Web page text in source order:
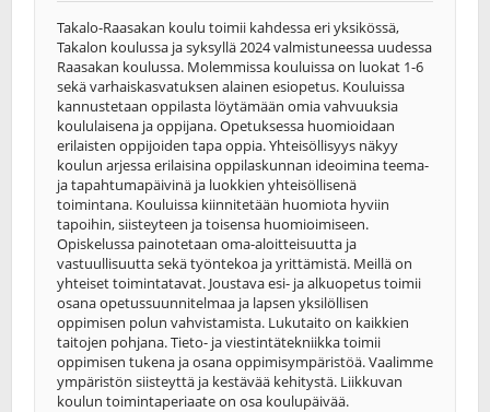
Takalo-Raasakan koulu toimii kahdessa eri yksikössä,
Takalon koulussa ja syksyllä 2024 valmistuneessa uudessa
Raasakan koulussa. Molemmissa kouluissa on luokat 1-6
sekä varhaiskasvatuksen alainen esiopetus. Kouluissa
kannustetaan oppilasta löytämään omia vahvuuksia
koululaisena ja oppijana. Opetuksessa huomioidaan
erilaisten oppijoiden tapa oppia. Yhteisöllisyys näkyy
koulun arjessa erilaisina oppilaskunnan ideoimina teema-
ja tapahtumapäivinä ja luokkien yhteisöllisenä
toimintana. Kouluissa kiinnitetään huomiota hyviin
tapoihin, siisteyteen ja toisensa huomioimiseen.
Opiskelussa painotetaan oma-aloitteisuutta ja
vastuullisuutta sekä työntekoa ja yrittämistä. Meillä on
yhteiset toimintatavat. Joustava esi- ja alkuopetus toimii
osana opetussuunnitelmaa ja lapsen yksilöllisen
oppimisen polun vahvistamista. Lukutaito on kaikkien
taitojen pohjana. Tieto- ja viestintätekniikka toimii
oppimisen tukena ja osana oppimisympäristöä. Vaalimme
ympäristön siisteyttä ja kestävää kehitystä. Liikkuvan
koulun toimintaperiaate on osa koulupäivää.